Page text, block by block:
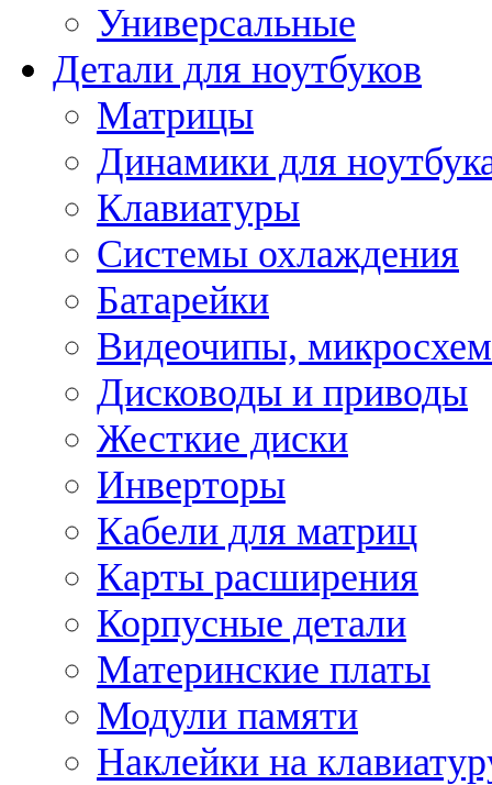
Универсальные
Детали для ноутбуков
Матрицы
Динамики для
Клавиатуры
Системы охлаждения
Батарейки
Видеочипы,
Дисководы и приводы
Жесткие диски
Инверторы
Кабели для матриц
Карты расширения
Корпусные детали
Материнские платы
Модули памяти
Наклейки на